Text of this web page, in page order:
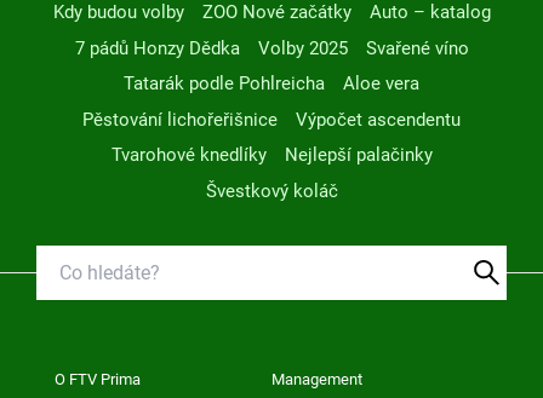
Kdy budou volby
ZOO Nové začátky
Auto – katalog
7 pádů Honzy Dědka
Volby 2025
Svařené víno
Tatarák podle Pohlreicha
Aloe vera
Pěstování lichořeřišnice
Výpočet ascendentu
Tvarohové knedlíky
Nejlepší palačinky
Švestkový koláč
O FTV Prima Management